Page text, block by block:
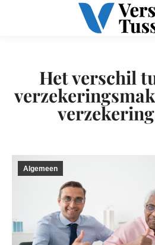
Het verschil
Algemeen